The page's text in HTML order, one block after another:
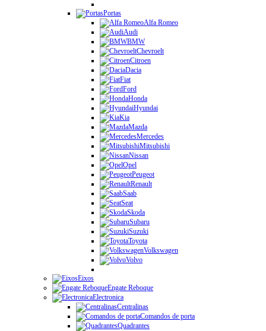
Portas
Alfa Romeo
Audi
BMW
Chevroelt
Citroen
Dacia
Fiat
Ford
Honda
Hyundai
Kia
Mazda
Mercedes
Mitsubishi
Nissan
Opel
Peugeot
Renault
Saab
Seat
Skoda
Subaru
Suzuki
Toyota
Volkswagen
Volvo
Eixos
Engate Reboque
Electronica
Centralinas
Comandos de porta
Quadrantes